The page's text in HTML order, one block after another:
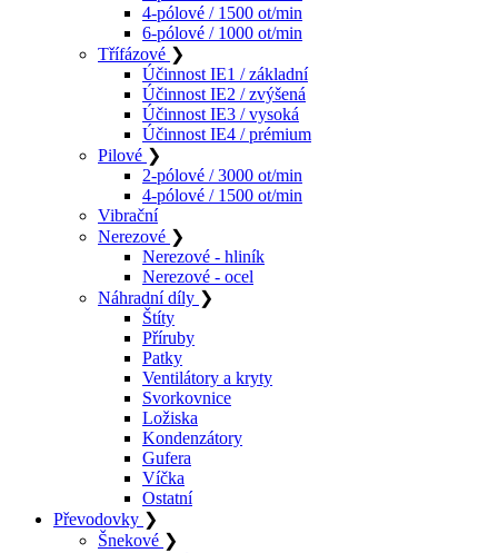
4-pólové / 1500 ot/min
6-pólové / 1000 ot/min
Třífázové ❯
Účinnost IE1 / základní
Účinnost IE2 / zvýšená
Účinnost IE3 / vysoká
Účinnost IE4 / prémium
Pilové ❯
2-pólové / 3000 ot/min
4-pólové / 1500 ot/min
Vibrační
Nerezové ❯
Nerezové - hliník
Nerezové - ocel
Náhradní díly ❯
Štíty
Příruby
Patky
Ventilátory a kryty
Svorkovnice
Ložiska
Kondenzátory
Gufera
Víčka
Ostatní
Převodovky ❯
Šnekové ❯